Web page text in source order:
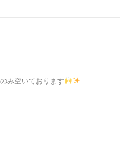
み空いております